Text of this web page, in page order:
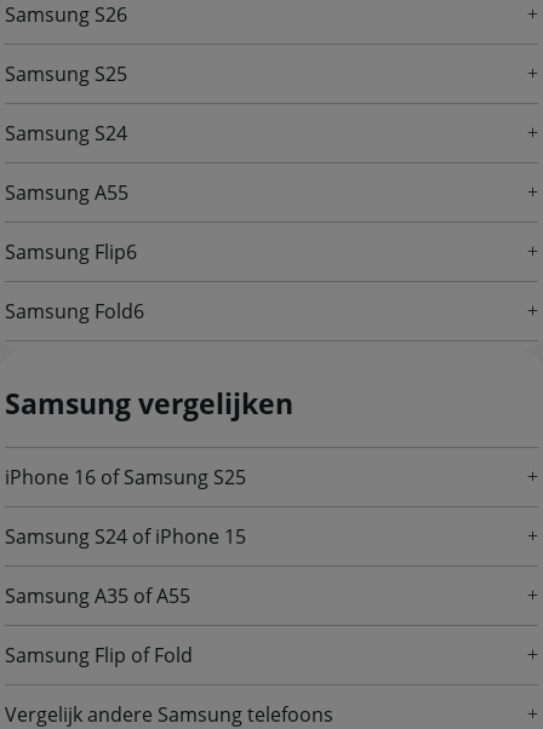
Samsung S26
Samsung S25
Samsung S24
Samsung A55
Samsung Flip6
Samsung Fold6
Samsung vergelijken
iPhone 16 of Samsung S25
Samsung S24 of iPhone 15
Samsung A35 of A55
Samsung Flip of Fold
Vergelijk andere Samsung telefoons